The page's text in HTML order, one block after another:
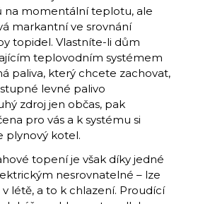
na momentální teplotu, ale
markantní ve srovnání
topidel. Vlastníte-li dům
teplovodním systémem
paliva, který chcete zachovat,
levné palivo
zdroj jen občas, pak
pro vás a k systému si
plynový kotel.
topení je však díky jedné
nesrovnatelné – lze
létě, a to k chlazení. Proudící